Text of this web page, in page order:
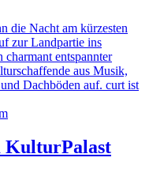
Nacht am kürzesten
zur Landpartie ins
entspannter
aus Musik,
Dachböden auf. curt ist
KulturPalast